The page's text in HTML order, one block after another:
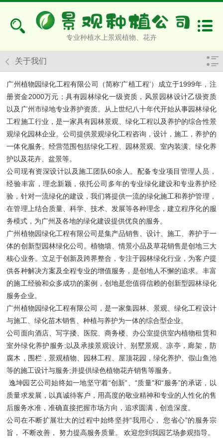
专业种植水上景观植物、花卉
关于我们
广州植物园绿化工程有限公司（简称‘广植工程’）成立于1999年，注
册资金2000万元；具有园林绿化一级资质，风景园林设计乙级资质
以及广州市绿地专业养护资质。从上世纪八十年代开始从事园林绿化
工程施工行业，是一家具有园林景观、绿化工程以及养护的综合性景
观绿化园林企业。公司提供景观绿化工程咨询，设计，施工，养护的
一体化服务。经营范围包括绿化工程、园林景观、室内装潢、绿化养
护以及花卉、盆景等。
公司现有资深设计以及施工团队60余人。配备专业项目管理人员，
经验丰富，理念新颖，依托公司多年的专业绿化建设和专业养护经
验，针对一流绿化的建设，我们将提供一流的绿化施工和养护管理，
在管理上结合质量、科学、技术、发展等各种理念，建立程序化的服
务模式，为广州及各地的绿化建设提供优良的服务。
广州植物园绿化工程有限公司是集产品销售、设计、施工、养护于一
体的创新型园林绿化公司。植物墙、情景小品及草花销售是创地三大
核心业务。立足于创新及跨界整合，专注于园林绿化行业，为客户提
供各种解决方案及全程专业的增值服务，是创地人不懈的追求。丰富
的施工经验和众多成功的案例，创地是您值得信赖的创新型园林绿化
服务企业。
广州植物园绿化工程有限公司，是一家集园林、景观、绿化工程设计
与施工、绿化苗木销售、种植与养护为一体的综合型企业。
公司面向酒店、写字搂、医院、商务楼、办公室提供室内植物租赁和
室外绿化养护服务;以及承接景观设计、别墅景观、凉亭，廊架，防
腐木，围栏，景观植物、园林工程、屋顶花园，绿化养护、假山鱼池
等的施工设计与服务;并提供绿色植物花卉销售等服务。
逸坤园艺公司始终如一地坚守着“创新”、“质量”和“服务”的承诺，以
质量求发展，以真诚待客户，用高度的敬业精神和专业的人性化的售
后服务水准，准确直接把握市场方向，追求圆满，创造深度。
公司在不断扩展壮大的过程中始终坚持“我用心， 您省心”的服务宗
旨， 不断改善， 努力提高服务质量。 欢迎您到我园艺场参观指导。